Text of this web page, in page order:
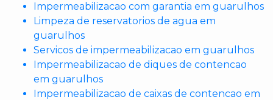
Impermeabilizacao com garantia em guarulhos
Limpeza de reservatorios de agua em
guarulhos
Servicos de impermeabilizacao em guarulhos
Impermeabilizacao de diques de contencao
em guarulhos
Impermeabilizacao de caixas de contencao em